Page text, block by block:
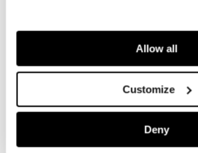
Allow all
Customize
Deny
AJOUTER AU
Livraison en 3-4 jours ouvrables Livraison